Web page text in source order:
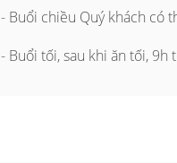
- Buổi chiều Quý khách có
- Buổi tối, sau khi ăn tối,